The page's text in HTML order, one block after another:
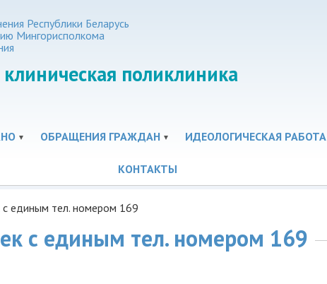
Республики Беларусь
Мингорисполкома
клиническая поликлиника
ОБРАЩЕНИЯ ГРАЖДАН ИДЕОЛОГИЧЕСКАЯ РАБОТА
КОНТАКТЫ
единым тел. номером 169
с единым тел. номером 169